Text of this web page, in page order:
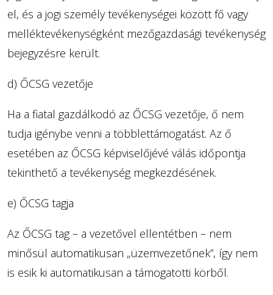
el, és a jogi személy tevékenységei között fő vagy
melléktevékenységként mezőgazdasági tevékenység
bejegyzésre került.
d) ŐCSG vezetője
Ha a fiatal gazdálkodó az ŐCSG vezetője, ő nem
tudja igénybe venni a többlettámogatást. Az ő
esetében az ŐCSG képviselőjévé válás időpontja
tekinthető a tevékenység megkezdésének.
e) ŐCSG tagja
Az ŐCSG tag – a vezetővel ellentétben – nem
minősül automatikusan „üzemvezetőnek”, így nem
is esik ki automatikusan a támogatotti körből.